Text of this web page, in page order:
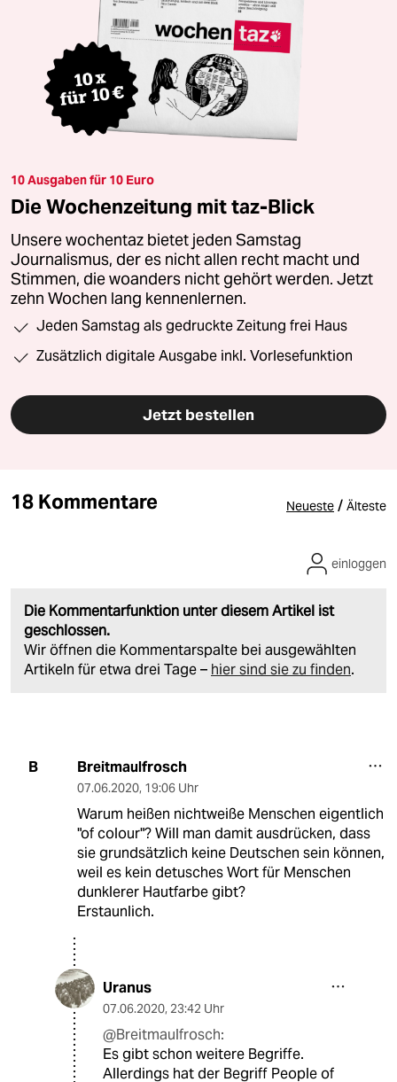
10 Ausgaben für 10 Euro
Die Wochenzeitung mit taz-Blick
Unsere wochentaz bietet jeden Samstag
Journalismus, der es nicht allen recht macht und
Stimmen, die woanders nicht gehört werden. Jetzt
zehn Wochen lang kennenlernen.
Jeden Samstag als gedruckte Zeitung frei Haus
Zusätzlich digitale Ausgabe inkl. Vorlesefunktion
Jetzt bestellen
18 Kommentare Neueste / Älteste
Die Kommentarfunktion unter diesem Artikel ist
geschlossen.
Wir öffnen die Kommentarspalte bei ausgewählten
Artikeln für etwa drei Tage – hier sind sie zu finden.
einloggen
B Breitmaulfrosch
07.06.2020, 19:06 Uhr
Warum heißen nichtweiße Menschen eigentlich
"of colour"? Will man damit ausdrücken, dass
sie grundsätzlich keine Deutschen sein können,
weil es kein detusches Wort für Menschen
dunklerer Hautfarbe gibt?
Erstaunlich.
Uranus
07.06.2020, 23:42 Uhr
@Breitmaulfrosch:
Es gibt schon weitere Begriffe.
Allerdings hat der Begriff People of